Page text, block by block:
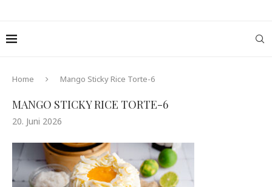
Home Mango Sticky Rice Torte-6
MANGO STICKY RICE TORTE-6
20. Juni 2026